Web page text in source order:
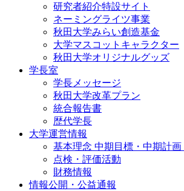
研究者紹介特設サイト
ネーミングライツ事業
秋田大学みらい創造基金
大学マスコットキャラクター
秋田大学オリジナルグッズ
学長室
学長メッセージ
秋田大学改革プラン
統合報告書
歴代学長
大学運営情報
基本理念 中期目標・中期計
点検・評価活動
財務情報
情報公開・公益通報